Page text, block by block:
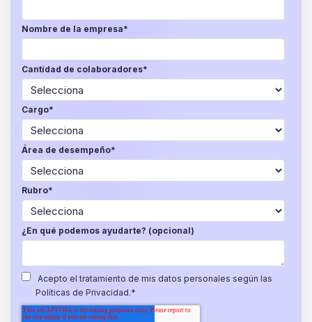
Nombre de la empresa*
Cantidad de colaboradores*
Cargo*
Área de desempeño*
Rubro*
¿En qué podemos ayudarte? (opcional)
Acepto el tratamiento de mis datos personales según las
Políticas de Privacidad.*